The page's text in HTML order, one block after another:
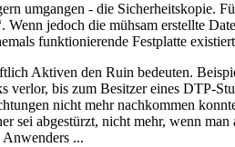
umgangen - die Sicherheitskopie.
jedoch die mühsam erstellte
funktionierende Festplatte
Aktiven den Ruin bedeuten.
verlor, bis zum Besitzer eines DTP-
nicht mehr nachkommen
sei abgestürzt, nicht mehr, wenn
Anwenders ...